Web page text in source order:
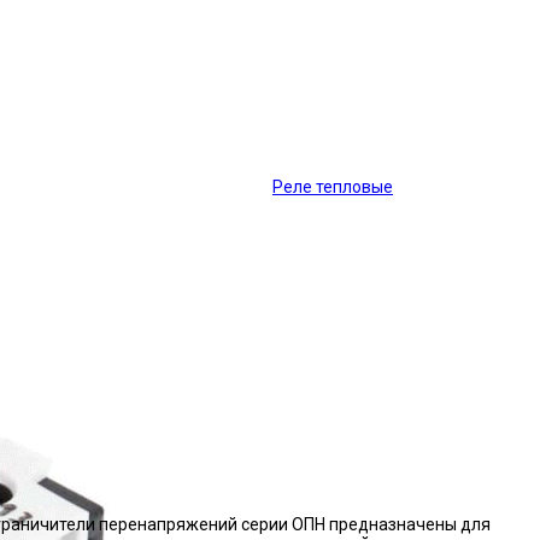
Реле тепловые
перенапряжений серии ОПН предназначены для